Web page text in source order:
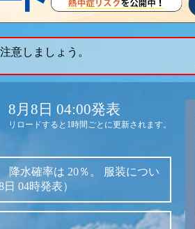
意しましょう。
8月8日 04:00発表
リロードすると1時間ごとに更新されます。
降水確率は 20％。
服装につい
日 04時発表）